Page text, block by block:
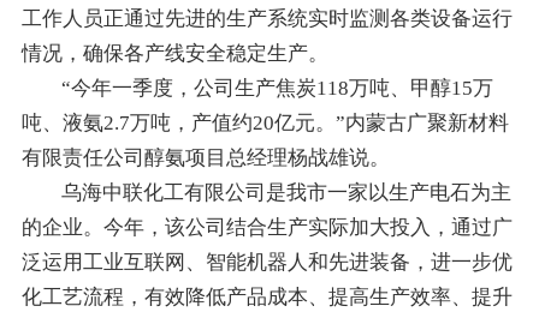
工作人员正通过先进的生产系统实时监测各类设备运行
情况，确保各产线安全稳定生产。
“今年一季度，公司生产焦炭118万吨、甲醇15万
吨、液氨2.7万吨，产值约20亿元。”内蒙古广聚新材料
有限责任公司醇氨项目总经理杨战雄说。
乌海中联化工有限公司是我市一家以生产电石为主
的企业。今年，该公司结合生产实际加大投入，通过广
泛运用工业互联网、智能机器人和先进装备，进一步优
化工艺流程，有效降低产品成本、提高生产效率、提升